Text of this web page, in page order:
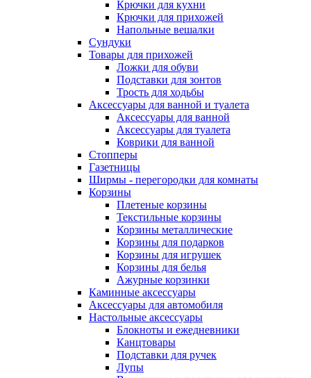
Крючки для кухни
Крючки для прихожей
Напольные вешалки
Сундуки
Товары для прихожей
Ложки для обуви
Подставки для зонтов
Трость для ходьбы
Аксессуары для ванной и туалета
Аксессуары для ванной
Аксессуары для туалета
Коврики для ванной
Стопперы
Газетницы
Ширмы - перегородки для комнаты
Корзины
Плетеные корзины
Текстильные корзины
Корзины металлические
Корзины для подарков
Корзины для игрушек
Корзины для белья
Ажурные корзинки
Каминные аксессуары
Аксессуары для автомобиля
Настольные аксессуары
Блокноты и ежедневники
Канцтовары
Подставки для ручек
Лупы